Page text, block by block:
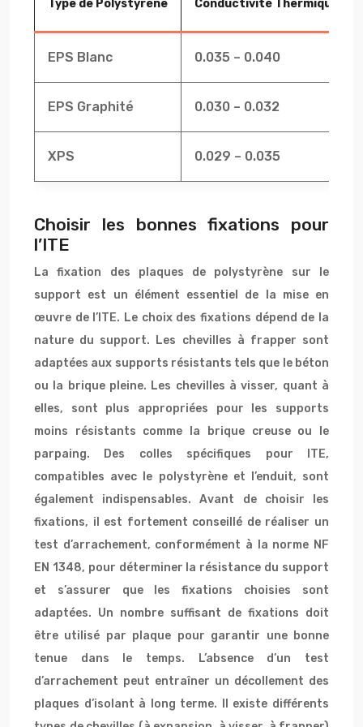
Type de Polystyrène Conductivité Thermique (λ
EPS Blanc 0.035 – 0.040
EPS Graphité 0.030 – 0.032
XPS 0.029 – 0.035
Choisir les bonnes fixations pour
l’ITE
La fixation des plaques de polystyrène sur le
support est un élément essentiel de la mise en
œuvre de l’ITE. Le choix des fixations dépend de la
nature du support. Les chevilles à frapper sont
adaptées aux supports résistants tels que le béton
ou la brique pleine. Les chevilles à visser, quant à
elles, sont plus appropriées pour les supports
moins résistants comme la brique creuse ou le
parpaing. Des colles spécifiques pour ITE,
compatibles avec le polystyrène et l’enduit, sont
également indispensables. Avant de choisir les
fixations, il est fortement conseillé de réaliser un
test d’arrachement, conformément à la norme NF
EN 1348, pour déterminer la résistance du support
et s’assurer que les fixations choisies sont
adaptées. Un nombre suffisant de fixations doit
être utilisé par plaque pour garantir une bonne
tenue dans le temps. L’absence d’un test
d’arrachement peut entraîner un décollement des
plaques d’isolant à long terme. Il existe différents